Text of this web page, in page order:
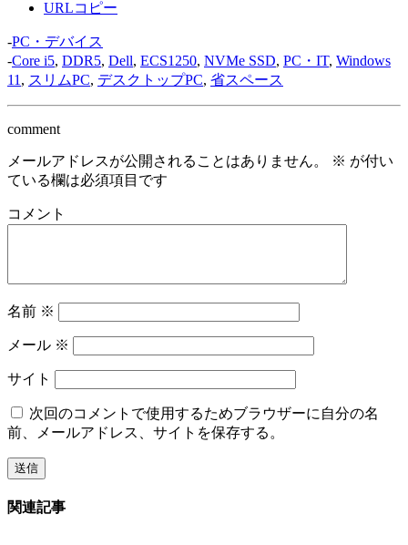
URLコピー
-PC・デバイス
-Core i5, DDR5, Dell, ECS1250, NVMe SSD, PC・IT, Windows
11 , スリムPC, デスクトップPC, 省スペース
comment
メールアドレスが公開されることはありません。 ※ が付い
ている欄は必須項目です
コメント
名前 ※
メール ※
サイト
次回のコメントで使用するためブラウザーに自分の名
前、メールアドレス、サイトを保存する。
関連記事